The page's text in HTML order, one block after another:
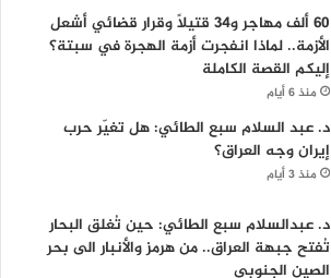
60 ألف مهاجر و34 قتيلاً وقرار قضائي أشعل
الأزمة.. لماذا انفجرت أزمة الهجرة في سبتة؟
إليكم القصة الكاملة
منذ 6 أيام
د. عبد السلام سبع الطائي: هل تغيّر حرب
إيران وجه العراق؟
منذ 3 أيام
د. عبدالسلام سبع الطائي: حين تُغلق البحار
تُفتح جبهة العراق.. من هرمز والأنبار الى بحر
الصين الجنوبي